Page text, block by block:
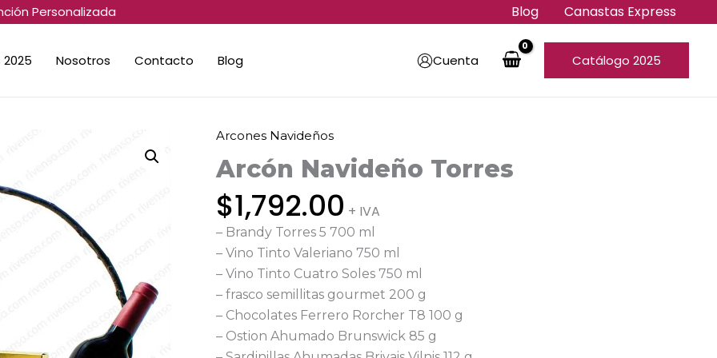
Personalizada Blog Canastas Express
Nosotros Contacto Blog Cuenta Catálogo 2025
Arcones Navideños
Arcón Navideño Torres
$1,792.00 + IVA
– Brandy Torres 5 700 ml
– Vino Tinto Valeriano 750 ml
– Vino Tinto Cuatro Soles 750 ml
– frasco semillitas gourmet 200 g
– Chocolates Ferrero Rorcher T8 100 g
– Ostion Ahumado Brunswick 85 g
Arcón
Navideño
Torres
cantidad